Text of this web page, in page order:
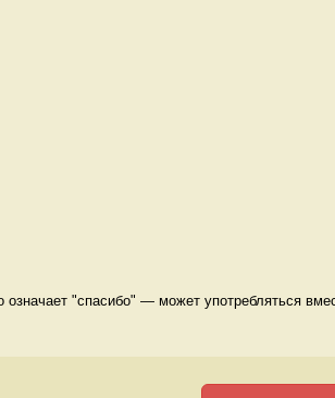
"спасибо" — может употребляться